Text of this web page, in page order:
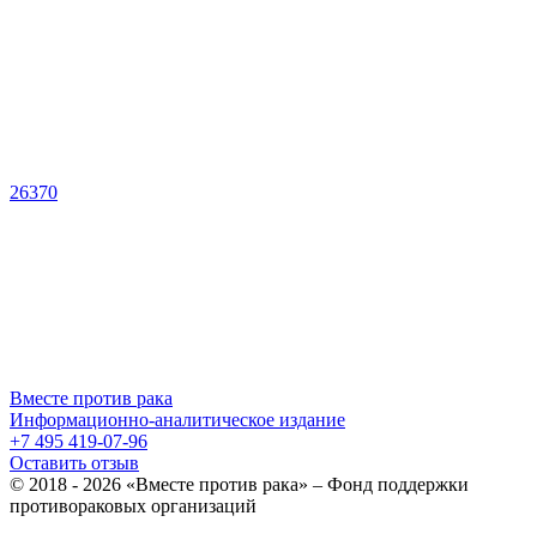
26370
Вместе против рака
Информационно-аналитическое издание
+7 495 419-07-96
Оставить отзыв
© 2018 - 2026 «Вместе против рака» – Фонд поддержки
противораковых организаций